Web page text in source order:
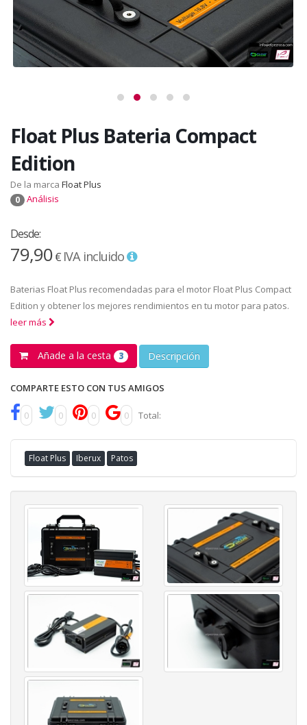
Float Plus Bateria Compact
Edition
De la marca Float Plus
0 Análisis
Desde:
79,90€ IVA incluido
Baterias Float Plus recomendadas para el motor Float Plus Compact
Edition y obtener los mejores rendimientos en tu motor para patos.
leer más
Añade a la cesta 3 Descripción
COMPARTE ESTO CON TUS AMIGOS
0 0 0 0 Total:
Float Plus Iberux Patos